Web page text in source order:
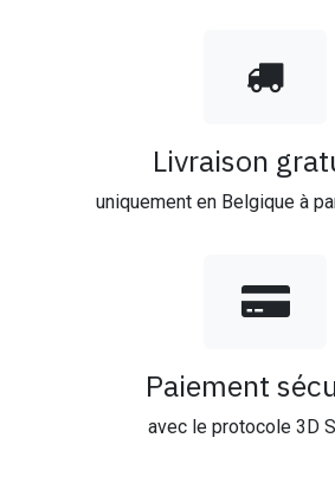
Livraison
uniquement en Belgique à
Paiement
avec le protocole 3D